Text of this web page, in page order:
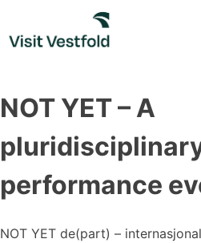
content
NOT YET – A
performance
NOT YET de(part) –